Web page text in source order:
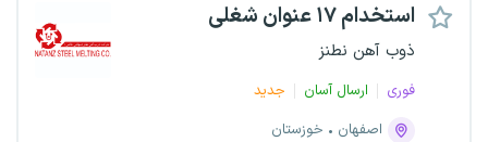
استخدام ۱۷ عنوان شغلی
ذوب آهن نطنز
فوری ارسال آسان
جدید
اصفهان
خوزستان